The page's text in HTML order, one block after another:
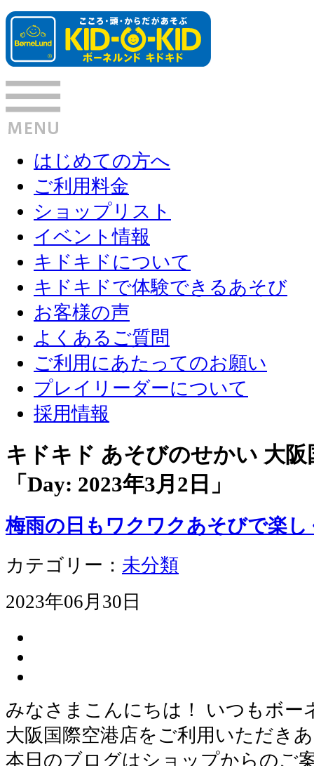
はじめての方へ
ご利用料金
ショップリスト
イベント情報
キドキドについて
キドキドで体験できるあそび
お客様の声
よくあるご質問
ご利用にあたってのお願い
プレイリーダーについて
採用情報
キドキド あそびのせかい 大
「Day: 2023年3月2日 」
梅雨の日もワクワクあそびで楽し
カテゴリー： 未分類
2023年06月30日
みなさまこんにちは！ いつもボー
大阪国際空港店をご利用いただき
本日のブログはショップからのご